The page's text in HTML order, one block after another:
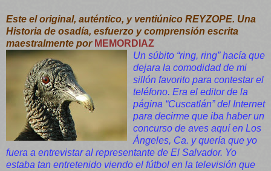
Este el original, auténtico, y ventiúnico REYZOPE. Una
Historia de osadía, esfuerzo y comprensión escrita
maestralmente por MEMORDIAZ
Un súbito “ring, ring” hacía que
dejara la comodidad de mi
sillón favorito para contestar el
teléfono. Era el editor de la
página “Cuscatlán” del Internet
para decirme que iba haber un
concurso de aves aquí en Los
Ángeles, Ca. y quería que yo
fuera a entrevistar al representante de El Salvador. Yo
estaba tan entretenido viendo el fútbol en la televisión que